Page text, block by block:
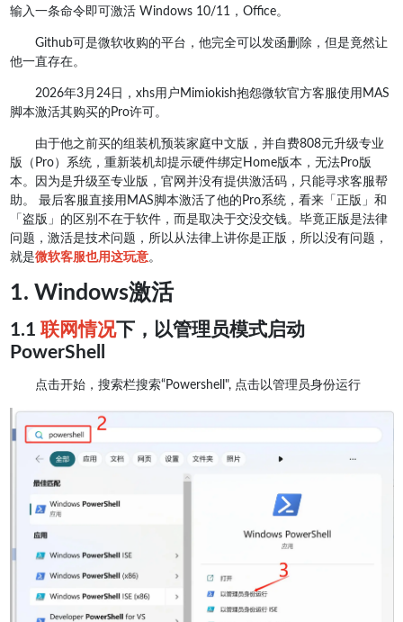
输入一条命令即可激活 Windows 10/11，Office。
Github可是微软收购的平台，他完全可以发函删除，但是竟然让
他一直存在。
2026年3月24日，xhs用户Mimiokish抱怨微软官方客服使用MAS
脚本激活其购买的Pro许可。
由于他之前买的组装机预装家庭中文版，并自费808元升级专业
版（Pro）系统，重新装机却提示硬件绑定Home版本，无法Pro版
本。因为是升级至专业版，官网并没有提供激活码，只能寻求客服帮
助。 最后客服直接用MAS脚本激活了他的Pro系统，看来「正版」和
「盗版」的区别不在于软件，而是取决于交没交钱。毕竟正版是法律
问题，激活是技术问题，所以从法律上讲你是正版，所以没有问题，
就是微软客服也用这玩意。
1. Windows激活
1.1 联网情况下，以管理员模式启动
PowerShell
点击开始，搜索栏搜索“Powershell", 点击以管理员身份运行